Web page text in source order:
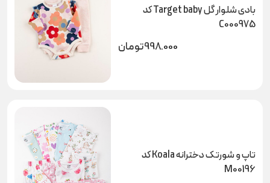
بادی شلوار گل Target baby کد
C000975
998.000تومان
تاپ و شورتک دخترانه Koala کد
M00196